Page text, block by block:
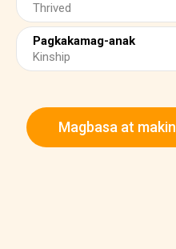
Thrived
Pagkakamag-anak
Kinship
Magbasa at